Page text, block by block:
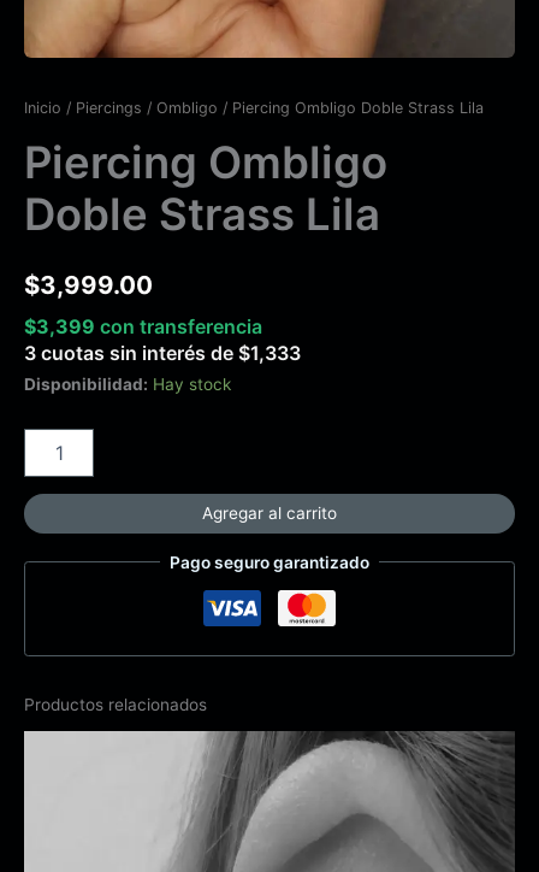
Inicio / Piercings / Ombligo / Piercing Ombligo Doble Strass Lila
Piercing Ombligo
Doble Strass Lila
$3,999.00
$3,399 con transferencia
3 cuotas sin interés de $1,333
Disponibilidad: Hay stock
Agregar al carrito
Pago seguro garantizado
Productos relacionados